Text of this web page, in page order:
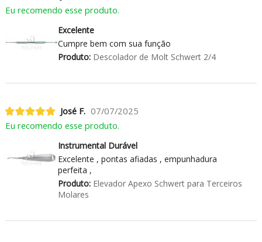
Eu recomendo esse produto.
Excelente
Cumpre bem com sua função
Produto:Descolador de Molt Schwert 2/4
José F. 07/07/2025
Eu recomendo esse produto.
Instrumental Durável
Excelente , pontas afiadas , empunhadura
perfeita ,
Produto:Elevador Apexo Schwert para Terceiros
Molares